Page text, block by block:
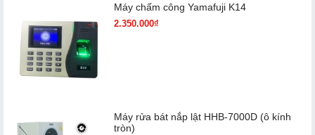
Máy chấm cô​ng Yamafuji K14
2.350.000₫
Máy rửa bát nắp lật HHB-7000D (ô kính
tròn)